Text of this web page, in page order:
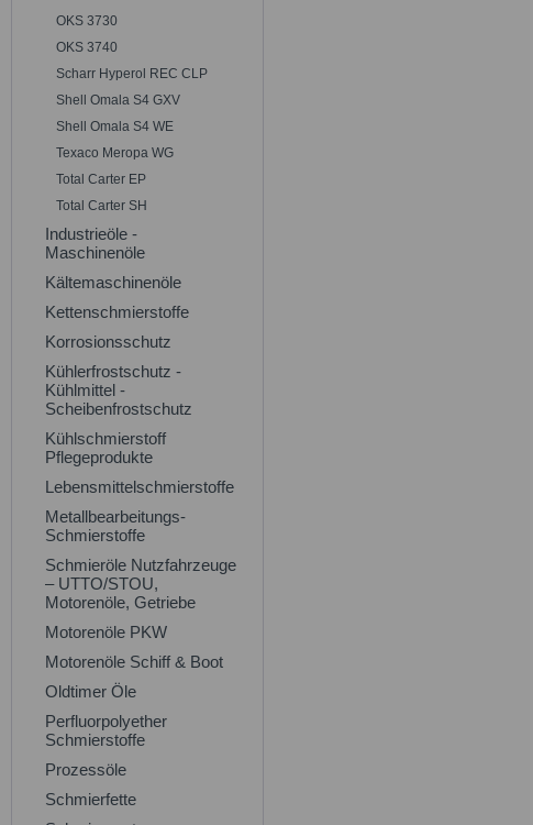
OKS 3730
OKS 3740
Scharr Hyperol REC CLP
Shell Omala S4 GXV
Shell Omala S4 WE
Texaco Meropa WG
Total Carter EP
Total Carter SH
Industrieöle -
Maschinenöle
Kältemaschinenöle
Kettenschmierstoffe
Korrosionsschutz
Kühlerfrostschutz -
Kühlmittel -
Scheibenfrostschutz
Kühlschmierstoff
Pflegeprodukte
Lebensmittelschmierstoffe
Metallbearbeitungs-
Schmierstoffe
Schmieröle Nutzfahrzeuge
– UTTO/STOU,
Motorenöle, Getriebe
Motorenöle PKW
Motorenöle Schiff & Boot
Oldtimer Öle
Perfluorpolyether
Schmierstoffe
Prozessöle
Schmierfette